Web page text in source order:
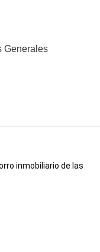
Generales
inmobiliario de las